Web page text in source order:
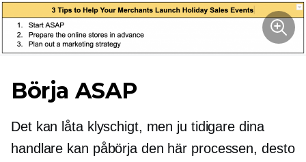
Börja ASAP
Det kan låta klyschigt, men ju tidigare dina
handlare kan påbörja den här processen, desto